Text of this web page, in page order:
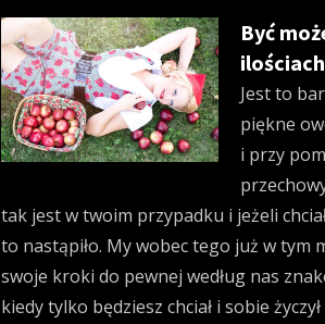
Być
Jest to
piękne
i przy
tak jest w twoim przypadku i jeżeli
to nastąpiło. My wobec tego już w tym
swoje kroki do pewnej według nas
kiedy tylko będziesz chciał i sobie